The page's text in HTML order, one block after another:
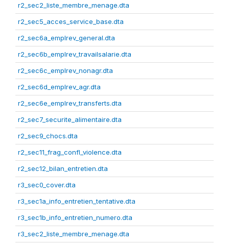
r2_sec2_liste_membre_menage.dta
r2_sec5_acces_service_base.dta
r2_sec6a_emplrev_general.dta
r2_sec6b_emplrev_travailsalarie.dta
r2_sec6c_emplrev_nonagr.dta
r2_sec6d_emplrev_agr.dta
r2_sec6e_emplrev_transferts.dta
r2_sec7_securite_alimentaire.dta
r2_sec9_chocs.dta
r2_sec11_frag_confl_violence.dta
r2_sec12_bilan_entretien.dta
r3_sec0_cover.dta
r3_sec1a_info_entretien_tentative.dta
r3_sec1b_info_entretien_numero.dta
r3_sec2_liste_membre_menage.dta